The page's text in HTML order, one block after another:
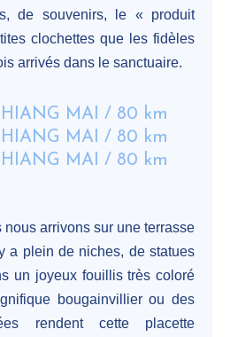
de souvenirs, le « produit
clochettes que les fidèles
arrivés dans le sanctuaire.
nous arrivons sur une terrasse
a plein de niches, de statues
un joyeux fouillis très coloré
bougainvillier ou des
rendent cette placette